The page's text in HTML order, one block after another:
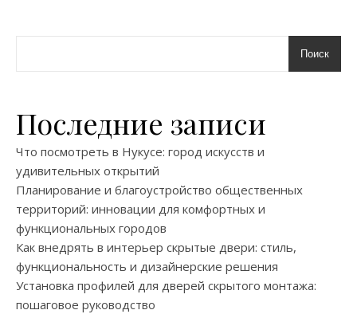
Поиск
Последние записи
Что посмотреть в Нукусе: город искусств и
удивительных открытий
Планирование и благоустройство общественных
территорий: инновации для комфортных и
функциональных городов
Как внедрять в интерьер скрытые двери: стиль,
функциональность и дизайнерские решения
Установка профилей для дверей скрытого монтажа:
пошаговое руководство